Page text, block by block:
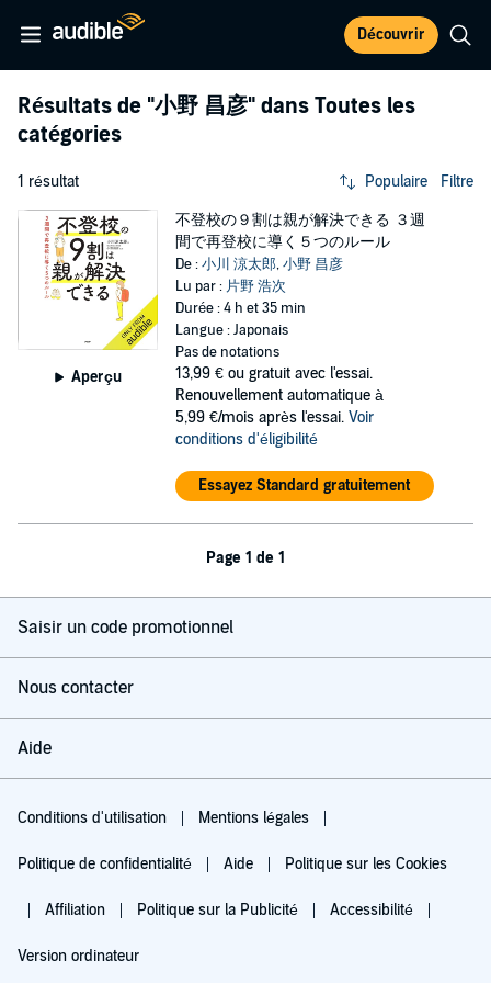
Découvrir
Résultats de "小野 昌彦" dans Toutes les
catégories
1 résultat Populaire Filtre
Aperçu
不登校の９割は親が解決できる ３週
間で再登校に導く５つのルール
De :小川 涼太郎,小野 昌彦
Lu par : 片野 浩次
Durée : 4 h et 35 min
Langue : Japonais
Pas de notations
13,99 € ou gratuit avec l'essai.
Renouvellement automatique à
5,99 €/mois après l'essai. Voir
conditions d'éligibilité
Essayez Standard gratuitement
Page 1 de 1
Saisir un code promotionnel
Nous contacter
Aide
Conditions d'utilisation Mentions légales
Politique de confidentialité Aide Politique sur les Cookies
Affiliation Politique sur la Publicité Accessibilité
Version ordinateur